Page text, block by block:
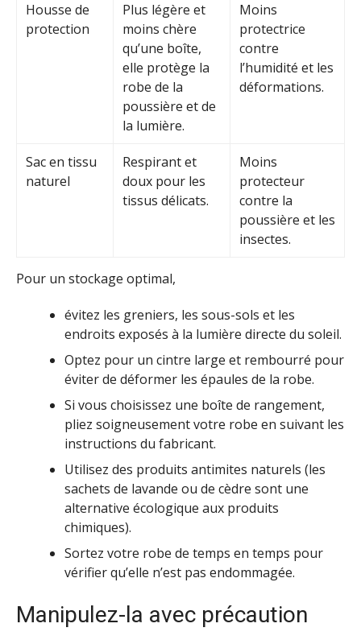
Housse de
protection
Plus légère et
moins chère
qu’une boîte,
elle protège la
robe de la
poussière et de
la lumière.
Moins
protectrice
contre
l’humidité et les
déformations.
Sac en tissu
naturel
Respirant et
doux pour les
tissus délicats.
Moins
protecteur
contre la
poussière et les
insectes.
Pour un stockage optimal,
évitez les greniers, les sous-sols et les
endroits exposés à la lumière directe du soleil.
Optez pour un cintre large et rembourré pour
éviter de déformer les épaules de la robe.
Si vous choisissez une boîte de rangement,
pliez soigneusement votre robe en suivant les
instructions du fabricant.
Utilisez des produits antimites naturels (les
sachets de lavande ou de cèdre sont une
alternative écologique aux produits
chimiques).
Sortez votre robe de temps en temps pour
vérifier qu’elle n’est pas endommagée.
Manipulez-la avec précaution